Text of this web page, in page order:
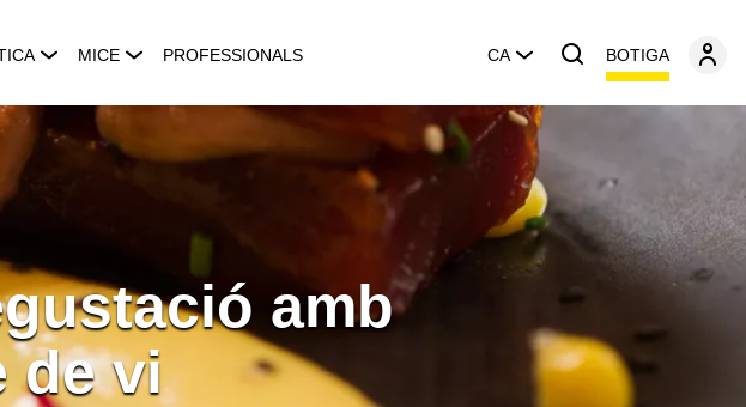
MICE PROFESSIONALS CA BOTIGA
amb
de vi